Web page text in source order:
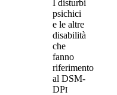
I disturbi
psichici
e le altre
disabilità
che
fanno
riferimento
al DSM-
DPI